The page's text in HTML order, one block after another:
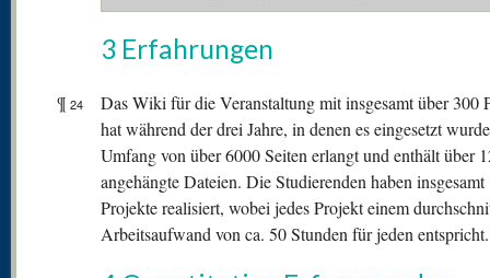
3 Erfahrungen
¶ 24
Das Wiki für die Veranstaltung mit insgesamt über 300
hat während der drei Jahre, in denen es eingesetzt
Umfang von über 6000 Seiten erlangt und enthält über
angehängte Dateien. Die Studierenden haben insgesamt
Projekte realisiert, wobei jedes Projekt einem
Arbeitsaufwand von ca. 50 Stunden für jeden entspricht.